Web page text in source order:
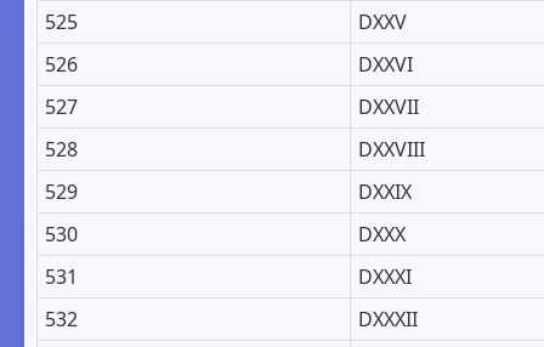
525
DXXV
526
DXXVI
527
DXXVII
528
DXXVIII
529
DXXIX
530
DXXX
531
DXXXI
532
DXXXII